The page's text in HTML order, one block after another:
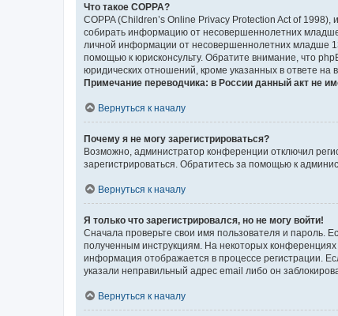
Что такое COPPA?
COPPA (Children’s Online Privacy Protection Act of
собирать информацию от несовершеннолетних
личной информации от несовершеннолетних младше
помощью к юрисконсульту. Обратите внимание, что
юридических отношений, кроме указанных в ответе на
Примечание переводчика: в России данный акт не
Вернуться к началу
Почему я не могу зарегистрироваться?
Возможно, администратор конференции отключил
зарегистрироваться. Обратитесь за помощью к
Вернуться к началу
Я только что зарегистрировался, но не могу войти!
Сначала проверьте свои имя пользователя и пароль.
полученным инструкциям. На некоторых
информация отображается в процессе регистрации.
указали неправильный адрес email либо он
Вернуться к началу